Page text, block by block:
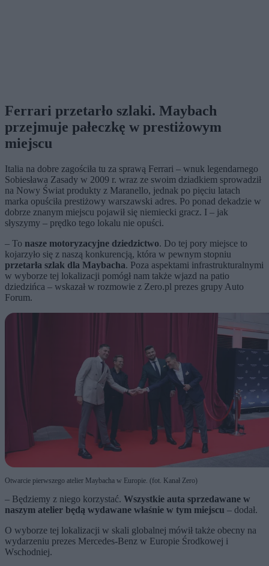
Ferrari przetarło szlaki. Maybach
przejmuje pałeczkę w prestiżowym
miejscu
Italia na dobre zagościła tu za sprawą Ferrari – wnuk legendarnego
Sobiesława Zasady w 2009 r. wraz ze swoim dziadkiem sprowadził
na Nowy Świat produkty z Maranello, jednak po pięciu latach
marka opuściła prestiżowy warszawski adres. Po ponad dekadzie w
dobrze znanym miejscu pojawił się niemiecki gracz. I – jak
słyszymy – prędko tego lokalu nie opuści.
– To nasze motoryzacyjne dziedzictwo. Do tej pory miejsce to
kojarzyło się z naszą konkurencją, która w pewnym stopniu
przetarła szlak dla Maybacha. Poza aspektami infrastrukturalnymi
w wyborze tej lokalizacji pomógł nam także wjazd na patio
dziedzińca – wskazał w rozmowie z Zero.pl prezes grupy Auto
Forum.
Otwarcie pierwszego atelier Maybacha w Europie. (fot. Kanał Zero)
– Będziemy z niego korzystać. Wszystkie auta sprzedawane w
naszym atelier będą wydawane właśnie w tym miejscu – dodał.
O wyborze tej lokalizacji w skali globalnej mówił także obecny na
wydarzeniu prezes Mercedes-Benz w Europie Środkowej i
Wschodniej.